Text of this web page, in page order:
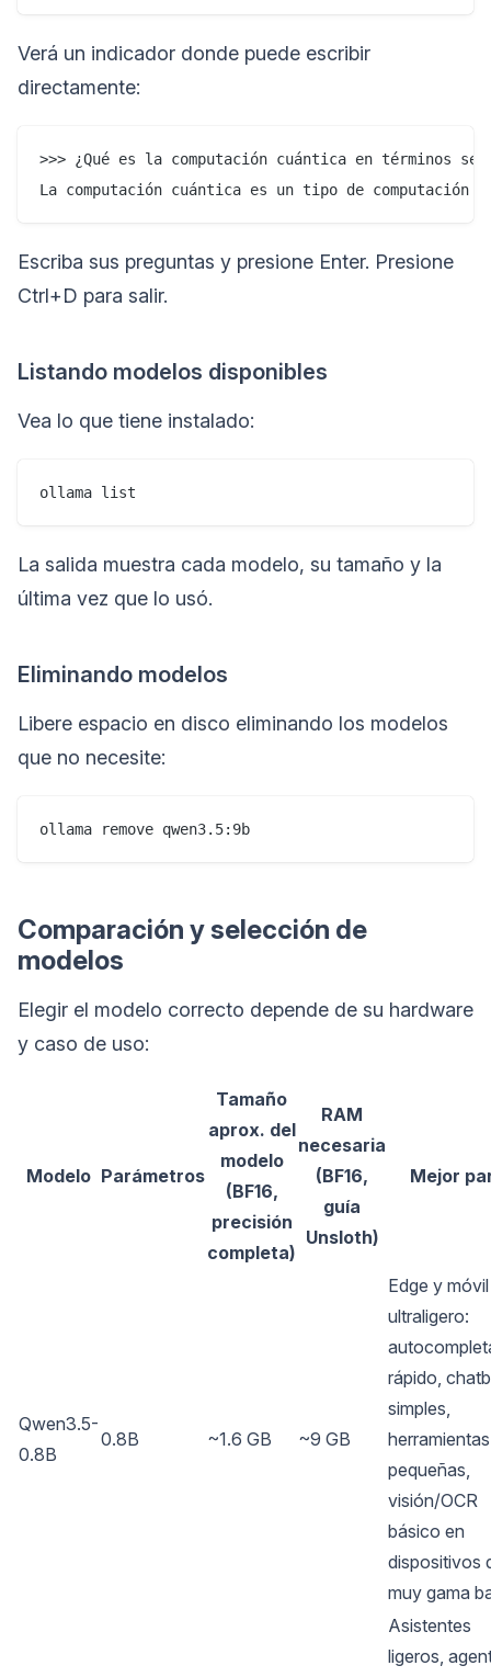
Verá un indicador donde puede escribir
directamente:
>>> ¿Qué es la computación cuántica en términos
Escriba sus preguntas y presione Enter. Presione
Ctrl+D para salir.
Listando modelos disponibles
Vea lo que tiene instalado:
La salida muestra cada modelo, su tamaño y la
última vez que lo usó.
Eliminando modelos
Libere espacio en disco eliminando los modelos
que no necesite:
Comparación y selección de
modelos
Elegir el modelo correcto depende de su hardware
y caso de uso:
Modelo Parámetros
Tamaño
aprox. del
modelo
(BF16,
precisión
completa)
RAM
necesaria
(BF16,
guía
Unsloth)
Mejor
Qwen3.5-
0.8B
0.8B ~1.6 GB ~9 GB
Edge y móvil
ultraligero:
rápido,
simples,
herramientas
pequeñas,
visión/OCR
básico en
dispositivos
muy gama
Asistentes
ligeros,